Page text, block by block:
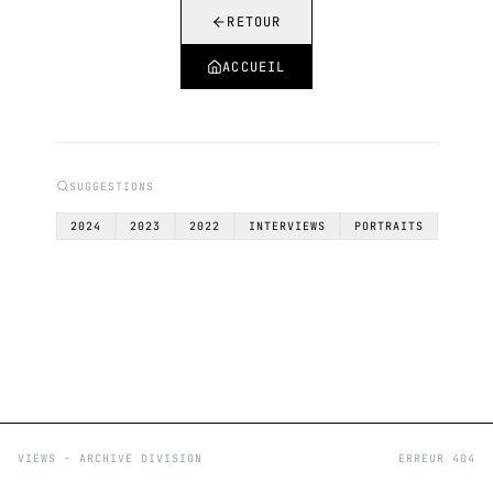
RETOUR
ACCUEIL
SUGGESTIONS
2024 2023 2022 INTERVIEWS PORTRAITS
VIEWS - ARCHIVE DIVISION ERREUR 404